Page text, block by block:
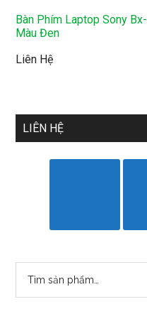
Bàn Phím Laptop Sony Bx-
Màu Đen
Liên Hệ
LIÊN HỆ
kiếm: